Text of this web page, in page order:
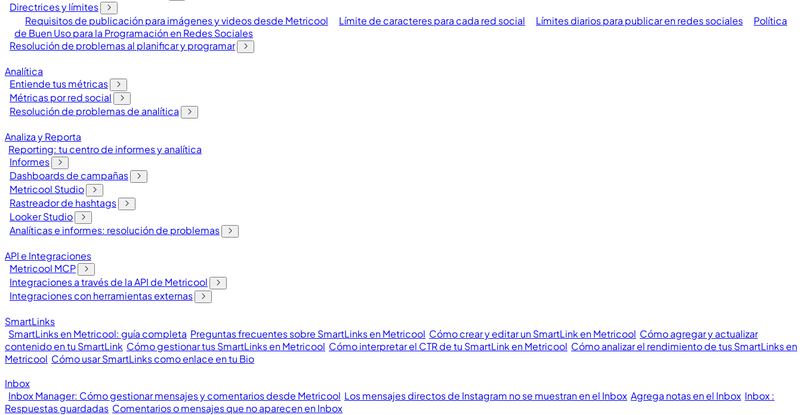
Directrices y límites
Requisitos de publicación para imágenes y videos desde Metricool
Límite de caracteres para cada red social Límites diarios para publicar en redes sociales
Política
de Buen Uso para la Programación en Redes Sociales
Resolución de problemas al planificar y programar
Analítica
Entiende tus métricas
Métricas por red social
Resolución de problemas de analítica
Analiza y Reporta
Reporting: tu centro de informes y analítica
Informes
Dashboards de campañas
Metricool Studio
Rastreador de hashtags
Looker Studio
Analíticas e informes: resolución de problemas
API e Integraciones
Metricool MCP
Integraciones a través de la API de Metricool
Integraciones con herramientas externas
SmartLinks
SmartLinks en Metricool: guía completa Preguntas frecuentes sobre SmartLinks en Metricool Cómo crear y editar un SmartLink en Metricool Cómo agregar y actualizar
contenido en tu SmartLink Cómo gestionar tus SmartLinks en Metricool Cómo interpretar el CTR de tu SmartLink en Metricool Cómo analizar el rendimiento de tus SmartLinks en
Metricool Cómo usar SmartLinks como enlace en tu Bio
Inbox
Inbox Manager: Cómo gestionar mensajes y comentarios desde Metricool Los mensajes directos de Instagram no se muestran en el Inbox Agrega notas en el Inbox Inbox :
Respuestas guardadas Comentarios o mensajes que no aparecen en Inbox